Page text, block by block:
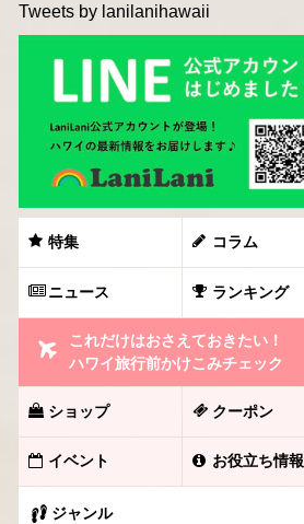
Tweets by lanilanihawaii
特集 コラム
ニュース ランキング
これだけはおさえておきたい！
ハワイ旅行前かけこみチェック
ショップ クーポン
イベント お役立ち情報
ジャンル